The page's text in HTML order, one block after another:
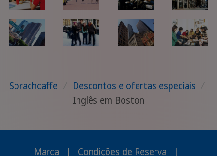
Sprachcaffe / Descontos e ofertas especiais /
Inglês em Boston
Marca | Condições de Reserva |